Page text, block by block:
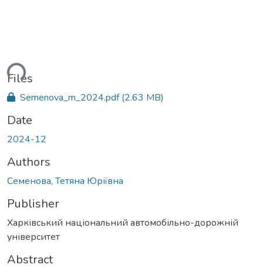
Files
Semenova_m_2024.pdf(2.63 MB)
Date
2024-12
Authors
Семенова, Тетяна Юріївна
Publisher
Харківський національний автомобільно-дорожній
університет
Abstract